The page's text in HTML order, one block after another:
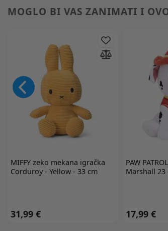
MOGLO BI VAS ZANIMATI I
MIFFYzeko mekana igračka
Corduroy - Yellow - 33 cm
31,99 €
PAW PATROL
Marshall 23
17,99 €